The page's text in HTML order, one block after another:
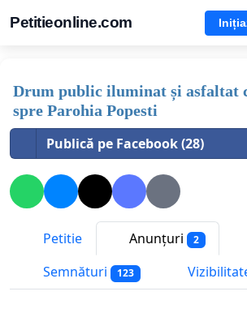
Petitieonline.com
Drum public iluminat și asfaltat
spre Parohia Popesti
Publică pe Facebook (28)
Petitie Anunțuri 2
Semnături 123